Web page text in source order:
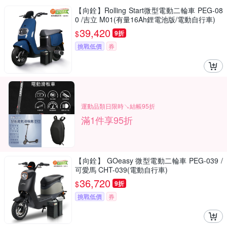
【向銓】Rolling Start微型電動二輪車 PEG-08
0 /吉立 M01(有量16Ah鋰電池版/電動自行車)
$39,420 9折
挑戰低價 券
運動品類日限時↘結帳95折
滿1件享95折
【向銓】 GOeasy 微型電動二輪車 PEG-039 /
可愛馬 CHT-039(電動自行車)
$36,720 9折
挑戰低價 券